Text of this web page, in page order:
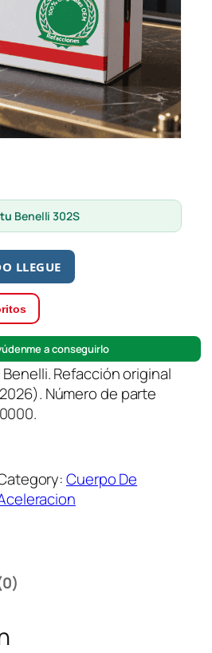
Benelli 302S
LLEGUE
a conseguirlo
Refacción original
Número de parte
Cuerpo De